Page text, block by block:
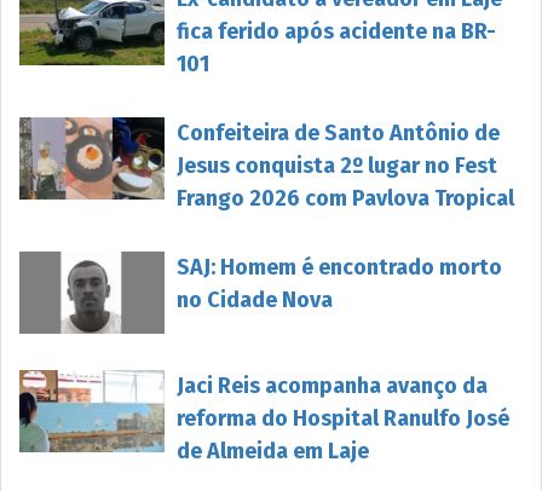
fica ferido após acidente na BR-
101
Confeiteira de Santo Antônio de
Jesus conquista 2º lugar no Fest
Frango 2026 com Pavlova Tropical
SAJ: Homem é encontrado morto
no Cidade Nova
Jaci Reis acompanha avanço da
reforma do Hospital Ranulfo José
de Almeida em Laje